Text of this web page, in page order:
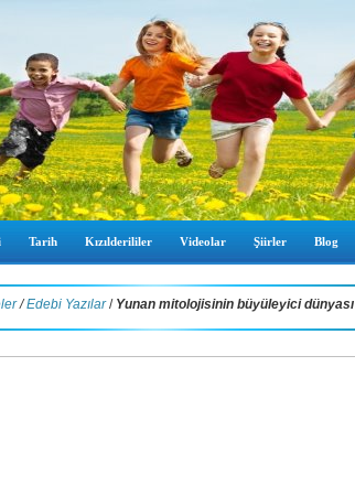
Tarih Kızılderililer Videolar Şiirler Blog
/Edebi Yazılar/ Yunan mitolojisinin büyüleyici dünyası